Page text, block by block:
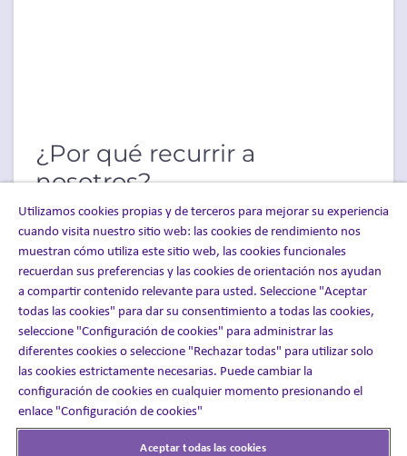
¿Por qué recurrir a
nosotros?
Contamos con la experiencia terapéutica y con los
pacientes para marcar una verdadera diferencia
para los pacientes y sus cuidadores a lo largo del
tratamiento. Los pacientes formados y
respaldados tendrán más probabilidades de seguir
el tratamiento y persistir en él, lo que se traducirá
en los mejores resultados sanitarios que prevés.
Basta con ver algunos de los resultados de nuestro
programa de apoyo a pacientes:
El 96 %informó de una experiencia de
resolución en la primera llamada
Utilizamos cookies propias y de terceros para mejorar su experiencia
cuando visita nuestro sitio web: las cookies de rendimiento nos
muestran cómo utiliza este sitio web, las cookies funcionales
recuerdan sus preferencias y las cookies de orientación nos ayudan
a compartir contenido relevante para usted. Seleccione "Aceptar
todas las cookies" para dar su consentimiento a todas las cookies,
seleccione "Configuración de cookies" para administrar las
diferentes cookies o seleccione "Rechazar todas" para utilizar solo
las cookies estrictamente necesarias. Puede cambiar la
configuración de cookies en cualquier momento presionando el
enlace "Configuración de cookies"
Aceptar todas las cookies